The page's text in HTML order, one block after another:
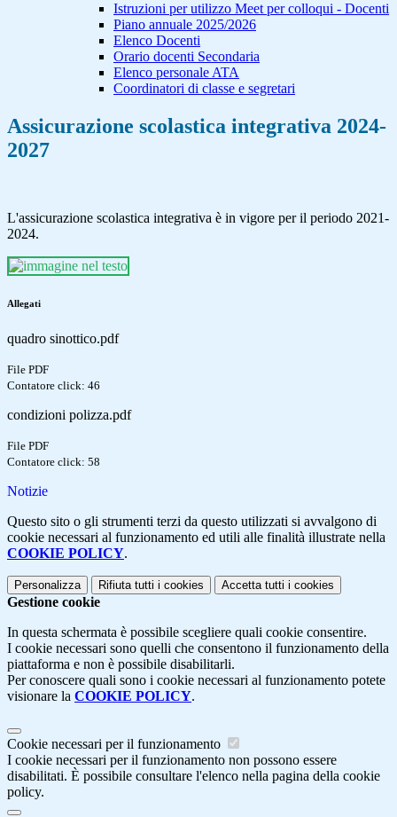
Istruzioni per utilizzo Meet per colloqui - Docenti
Piano annuale 2025/2026
Elenco Docenti
Orario docenti Secondaria
Elenco personale ATA
Coordinatori di classe e segretari
Assicurazione scolastica integrativa 2024-
2027
L'assicurazione scolastica integrativa è in vigore per il periodo 2021-
2024.
Allegati
quadro sinottico.pdf
File PDF
Contatore click: 46
condizioni polizza.pdf
File PDF
Contatore click: 58
Notizie
Questo sito o gli strumenti terzi da questo utilizzati si avvalgono di
cookie necessari al funzionamento ed utili alle finalità illustrate nella
COOKIE POLICY.
Personalizza Rifiuta tutti i cookies Accetta tutti i cookies
Gestione cookie
In questa schermata è possibile scegliere quali cookie consentire.
I cookie necessari sono quelli che consentono il funzionamento della
piattaforma e non è possibile disabilitarli.
Per conoscere quali sono i cookie necessari al funzionamento potete
visionare la COOKIE POLICY.
Cookie necessari per il funzionamento
I cookie necessari per il funzionamento non possono essere
disabilitati. È possibile consultare l'elenco nella pagina della cookie
policy.